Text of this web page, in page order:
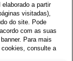
a partir
visitadas),
do site. Pode
com as suas
Para mais
consulte a